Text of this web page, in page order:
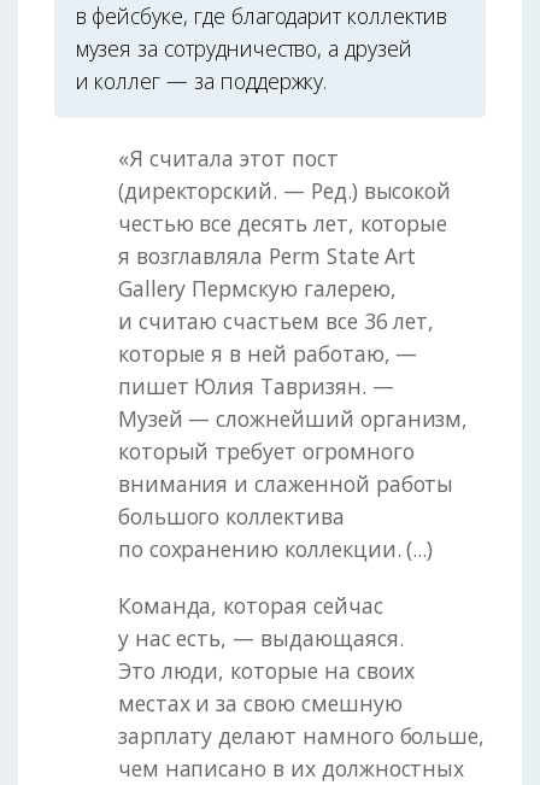
в фейсбуке, где благодарит коллектив
музея за сотрудничество, а друзей
и коллег — за поддержку.
«Я считала этот пост
(директорский. — Ред.) высокой
честью все десять лет, которые
я возглавляла Perm State Art
Gallery Пермскую галерею,
и считаю счастьем все 36 лет,
которые я в ней работаю, —
пишет Юлия Тавризян. —
Музей — сложнейший организм,
который требует огромного
внимания и слаженной работы
большого коллектива
по сохранению коллекции. (...)
Команда, которая сейчас
у нас есть, — выдающаяся.
Это люди, которые на своих
местах и за свою смешную
зарплату делают намного больше,
чем написано в их должностных